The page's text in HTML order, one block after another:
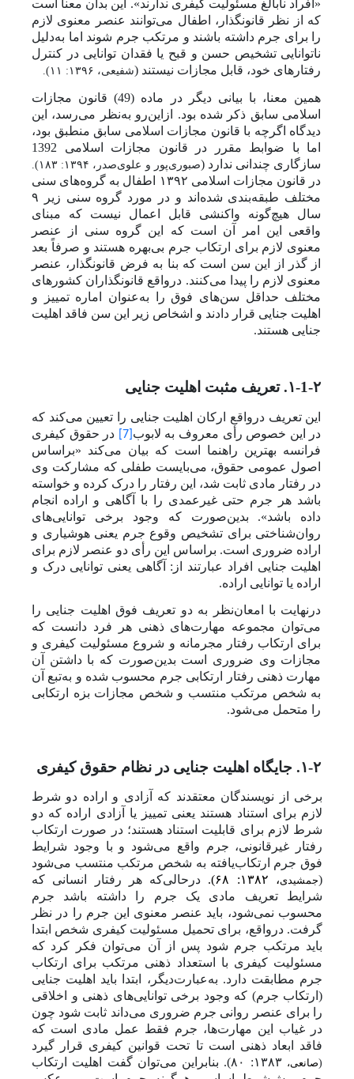
«افراد نابالغ مسئولیت کیفری ندارند». این بدان معنا است
که از نظر قانونگذار، اطفال می‌توانند عنصر معنوی لازم
را برای جرم داشته باشند و مرتکب جرم شوند اما به‌دلیل
ناتوانایی تشخیص حسن و قبح یا فقدان توانایی در کنترل
رفتارهای خود، قابل مجازات نیستند (شفیعی، ۱۳۹۶: ۱۱).
همین معنا، با بیانی دیگر در ماده (49) قانون مجازات
اسلامی سابق ذکر شده بود. ازاین‌رو به‌نظر می‌رسد، این
دیدگاه اگرچه با قانون مجازات اسلامی سابق منطبق بود،
اما با ضوابط مقرر در قانون مجازات اسلامی 1392
سازگاری چندانی ندارد (صبوری‌پور و علوی‌صدر، ۱۳۹۴: ۱۸۳).
در قانون مجازات اسلامی ۱۳۹۲ اطفال به گروه‌های سنی
مختلف طبقه‌بندی شده‌اند و در مورد گروه سنی زیر ۹
سال هیچ‌گونه واکنشی قابل اعمال نیست که مبنای
واقعی این امر آن است که این گروه سنی از عنصر
معنوی لازم برای ارتکاب جرم بی‌بهره هستند و صرفاً بعد
از گذر از این سن است که بنا به فرض قانونگذار، عنصر
معنوی لازم را پیدا می‌کنند. در‌واقع قانونگذاران کشورهای
مختلف حداقل سن‌های فوق را به‌عنوان اماره تمییز و
اهلیت جنایی قرار دادند و اشخاص زیر این سن فاقد اهلیت
جنایی هستند.
۱-1-۲. تعریف مثبت اهلیت جنایی
این تعریف درواقع ارکان اهلیت جنایی را تعیین می‌کند که
در این خصوص رأی معروف به لابوب [7]
در حقوق کیفری
فرانسه بهترین راهنما است که بیان می‌کند «براساس
اصول عمومی حقوق، می‌بایست طفلی که مشارکت وی
در رفتار مادی ثابت شد، این رفتار را درک کرده و خواسته
باشد هر جرم حتی غیرعمدی را با آگاهی و اراده انجام
داده باشد». بدین‌صورت که وجود برخی توانایی‌های
روان‌شناختی برای تشخیص وقوع جرم یعنی هوشیاری و
اراده ضروری است. براساس این رأی دو عنصر لازم برای
اهلیت جنایی افراد عبارتند از: آگاهی یعنی توانایی درک و
اراده یا توانایی اراده.
درنهایت با امعان‌نظر به دو تعریف فوق اهلیت جنایی را
می‌توان مجموعه مهارت‌های ذهنی هر فرد دانست که
برای ارتکاب رفتار مجرمانه و شروع مسئولیت کیفری و
مجازات وی ضروری است بدین‌صورت که با داشتن آن
مهارت ذهنی رفتار ارتکابی جرم محسوب شده و به‌تبع آن
به شخص مرتکب منتسب و شخص مجازات بزه ارتکابی
را متحمل می‌شود.
۱-۲. جایگاه اهلیت جنایی در نظام حقوق کیفری
برخی از نویسندگان معتقدند که آزادی و اراده دو شرط
لازم برای استناد هستند یعنی تمییز یا آزادی اراده که دو
شرط لازم برای قابلیت استناد هستند؛ در صورت ارتکاب
رفتار غیرقانونی، جرم واقع می‌شود و با وجود شرایط
فوق جرم ارتکاب‌یافته به شخص مرتکب منتسب می‌‌شود
(جمشیدی، ۱۳۸۲: ۶۸). درحالی‌کههر رفتار انسانی که
شرایط تعریف مادی یک جرم را داشته باشد جرم
محسوب نمی‌شود، باید عنصر معنوی این جرم را در نظر
گرفت. درواقع، برای تحمیل مسئولیت کیفری شخص ابتدا
باید مرتکب جرم شود پس از آن می‌توان فکر کرد که
مسئولیت کیفری با استعداد ذهنی مرتکب برای ارتکاب
جرم مطابقت دارد. به‌عبارت‌دیگر، ابتدا باید اهلیت جنایی
(ارتکاب جرم) که وجود برخی توانایی‌های ذهنی و اخلاقی
را برای عنصر روانی جرم ضروری می‌داند ثابت شود چون
در غیاب این مهارت‌ها، جرم فقط عمل مادی است که
فاقد ابعاد ذهنی است تا تحت قوانین کیفری قرار گیرد
(صانعی،
۱۳۸۳: ۸۰). بنابراین می‌توان گفت اهلیت ارتکاب